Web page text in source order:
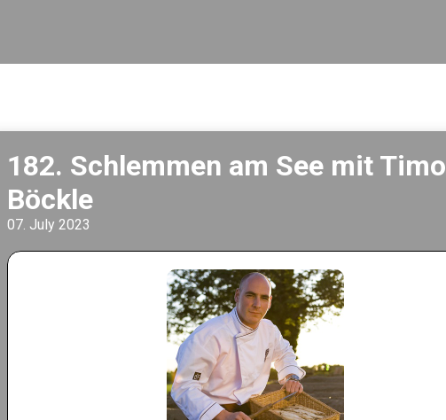
182. Schlemmen am See mit Timo
Böckle
07. July 2023